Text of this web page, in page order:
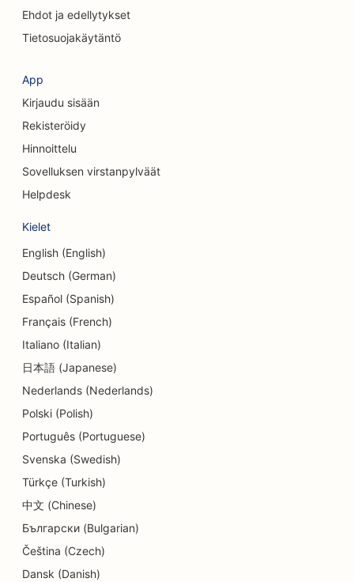
SEO konsulttiyrityksille
SEO kosmeettisille kirurgeille
SEO valuutanvaihtopalveluille
SEO kraniofaciaalisille kirurgeille
SEO luottoyhteisöille
SEO päiväkodeille
SEO velkaneuvontapalveluille
SEO hammaslääkäriklinikoille
SEO Delisille
SEO ruokailijoille
SEO yksityiskohtien kaupoille
SEO donitsikaupoille
Koulutus- ja lastenhoitopalvelujen SEO
SEO kemiallisille pesuloille
Ehdot ja edellytykset
Tietosuojakäytäntö
App
Kirjaudu sisään
Rekisteröidy
Hinnoittelu
Sovelluksen virstanpylväät
Helpdesk
Kielet
English (English)
Deutsch (German)
Español (Spanish)
Français (French)
Italiano (Italian)
日本語 (Japanese)
Nederlands (Nederlands)
Polski (Polish)
Português (Portuguese)
Svenska (Swedish)
Türkçe (Turkish)
中文 (Chinese)
Български (Bulgarian)
Čeština (Czech)
Dansk (Danish)